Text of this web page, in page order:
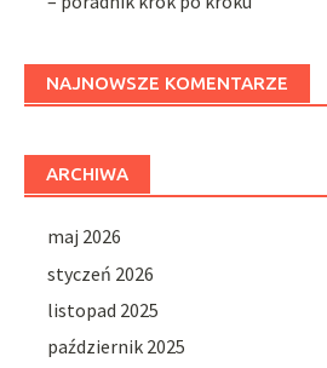
NAJNOWSZE KOMENTARZE
ARCHIWA
maj 2026
styczeń 2026
listopad 2025
październik 2025